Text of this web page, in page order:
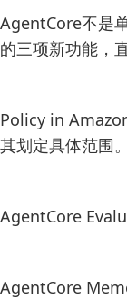
AgentCore不是
的三项新功能，
Policy in
其划定具体范围。
AgentCore
AgentCore